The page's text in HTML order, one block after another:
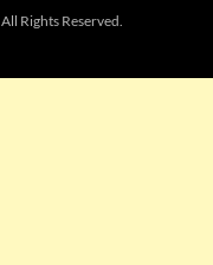
All Rights Reserved.